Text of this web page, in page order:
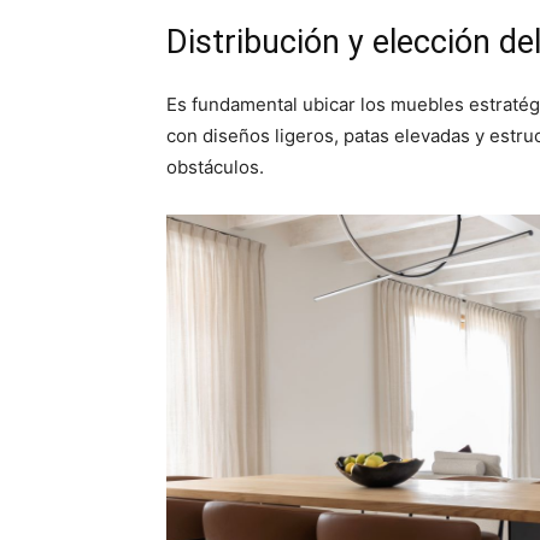
Distribución y elección
Es fundamental ubicar los muebles
con diseños ligeros, patas elevadas y
obstáculos.